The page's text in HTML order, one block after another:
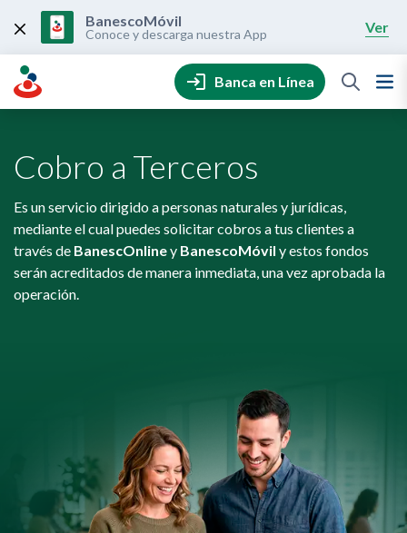
content
BanescoMóvil
Conoce y descarga nuestra App Ver
Banca en Línea
Cobro a Terceros
Es un servicio dirigido a personas naturales y jurídicas,
mediante el cual puedes solicitar cobros a tus clientes a
través de BanescOnliney BanescoMóvil y estos fondos
serán acreditados de manera inmediata, una vez aprobada la
operación.